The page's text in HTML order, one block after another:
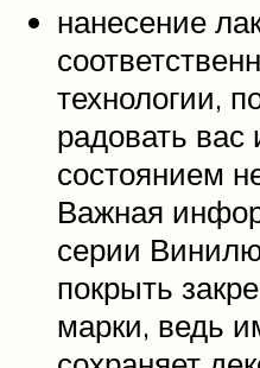
нанесение
технологии,
радовать
состоянием
Важная
серии
покрыть
марки, ведь